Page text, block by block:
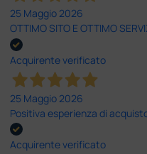
25 Maggio 2026
OTTIMO SITO E OTTIMO
Acquirente verificato
25 Maggio 2026
Positiva esperienza di
Acquirente verificato